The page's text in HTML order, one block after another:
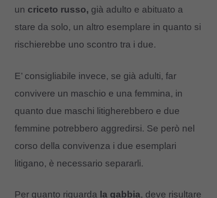
un criceto russo, già adulto e abituato a
stare da solo, un altro esemplare in quanto si
rischierebbe uno scontro tra i due.
E’ consigliabile invece, se già adulti, far
convivere un maschio e una femmina, in
quanto due maschi litigherebbero e due
femmine potrebbero aggredirsi. Se però nel
corso della convivenza i due esemplari
litigano, è necessario separarli.
Per quanto riguarda la gabbia, deve risultare